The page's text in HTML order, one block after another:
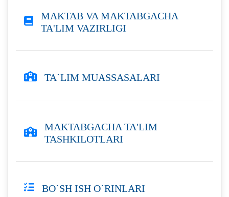
MAKTAB VA MAKTABGACHA
TA'LIM VAZIRLIGI
TA`LIM MUASSASALARI
MAKTABGACHA TA'LIM
TASHKILOTLARI
BO`SH ISH O`RINLARI